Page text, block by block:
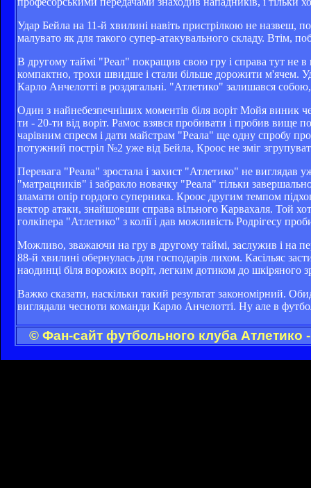
Удар Бейла на 11-й хвилині навіть пристрілкою не назвеш,
малувато як для такого супер-атакувального складу. Втім,
В другому таймі "Реал" покращив свою гру і справа тут не в
компактно, трохи швидше і стали більше дорожити м'ячем.
Карло Анчелотті в роздягальні. "Атлетико" залишався
Один з найнебезпечніших моментів біля воріт Мойя виник
ти - 20-ти від воріт. Рамос взявся пробивати і пробив вище
чарівним спреєм і дати майстрам "Реала" ще одну спробу
потужний постріл №2 уже від Бейла, Кроос не зміг
Перевага "Реала" зростала і захист "Атлетико" не виглядав
"матрацників" і забракло новачку "Реала" тільки
зламати опір гордого суперника. Кроос другим темпом
вектор атаки, знайшовши справа вільного Карвахаля. Той
голкіпера "Атлетико" з колії і дав можливість Родрігесу
Можливо, зважаючи на гру в другому таймі, заслужив і на
88-й хвилині обернулась для господарів лихом. Касільяс
наодинці біля ворожих воріт, легким дотиком до шкіряного
Важко сказати, наскільки такий результат закономірний.
виглядали чесноти команди Карло Анчелотті. Ну але в
© Фан-сайт футбольного клуба